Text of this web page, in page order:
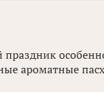
ароматные